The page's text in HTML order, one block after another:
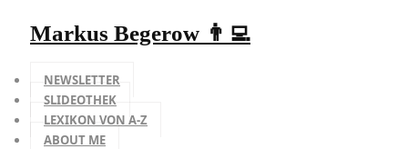
Markus Begerow 👨‍💻
NEWSLETTER
SLIDEOTHEK
LEXIKON VON A-Z
ABOUT ME